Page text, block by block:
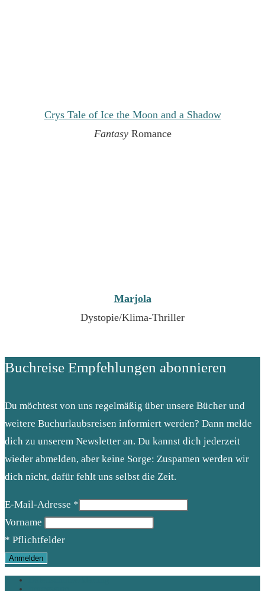
Crys Tale of Ice the Moon and a Shadow
FantasyRomance
Marjola
Dystopie/Klima-Thriller
Buchreise Empfehlungen abonnieren
Du möchtest von uns regelmäßig über unsere Bücher und
weitere Buchurlaubsreisen informiert werden? Dann melde
dich zu unserem Newsletter an. Du kannst dich jederzeit
wieder abmelden, aber keine Sorge: Zuspamen werden wir
dich nicht, dafür fehlt uns selbst die Zeit.
E-Mail-Adresse *
Vorname
* Pflichtfelder